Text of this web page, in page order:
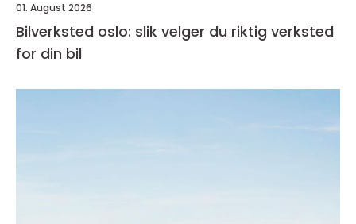
01. August 2026
Bilverksted oslo: slik velger du riktig verksted
for din bil